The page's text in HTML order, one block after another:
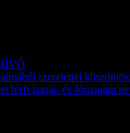
szeretettel
férfi tagjai- és Jómagam